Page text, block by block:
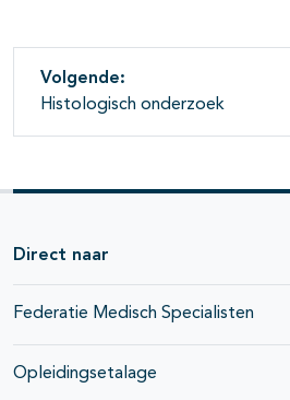
Volgende:
Histologisch onderzoek
Direct naar
Federatie Medisch Specialisten
Opleidingsetalage